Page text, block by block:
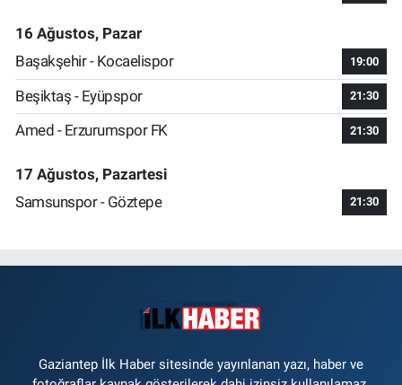
16 Ağustos, Pazar
Başakşehir - Kocaelispor
19:00
Beşiktaş - Eyüpspor 21:30
Amed - Erzurumspor FK 21:30
17 Ağustos, Pazartesi
Samsunspor - Göztepe
21:30
Gaziantep İlk Haber sitesinde yayınlanan yazı, haber ve